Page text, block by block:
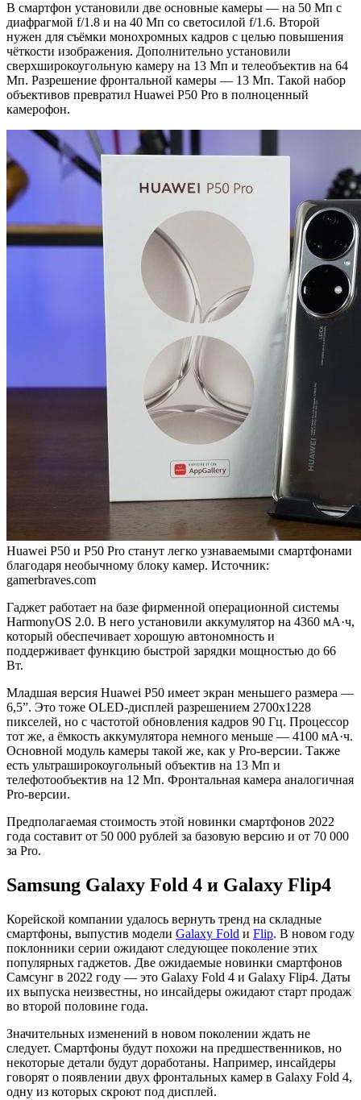
В смартфон установили две основные камеры — на 50 Мп с
диафрагмой f/1.8 и на 40 Мп со светосилой f/1.6. Второй
нужен для съёмки монохромных кадров с целью повышения
чёткости изображения. Дополнительно установили
сверхширокоугольную камеру на 13 Мп и телеобъектив на 64
Мп. Разрешение фронтальной камеры — 13 Мп. Такой набор
объективов превратил Huawei P50 Pro в полноценный
камерофон.
Huawei P50 и P50 Pro станут легко узнаваемыми смартфонами
благодаря необычному блоку камер. Источник:
gamerbraves.com
Гаджет работает на базе фирменной операционной системы
HarmonyOS 2.0. В него установили аккумулятор на 4360 мА·ч,
который обеспечивает хорошую автономность и
поддерживает функцию быстрой зарядки мощностью до 66
Вт.
Младшая версия Huawei P50 имеет экран меньшего размера —
6,5”. Это тоже OLED-дисплей разрешением 2700х1228
пикселей, но с частотой обновления кадров 90 Гц. Процессор
тот же, а ёмкость аккумулятора немного меньше — 4100 мА·ч.
Основной модуль камеры такой же, как у Pro-версии. Также
есть ультраширокоугольный объектив на 13 Мп и
телефотообъектив на 12 Мп. Фронтальная камера аналогичная
Pro-версии.
Предполагаемая стоимость этой новинки смартфонов 2022
года составит от 50 000 рублей за базовую версию и от 70 000
за Pro.
Samsung Galaxy Fold 4 и Galaxy Flip4
Корейской компании удалось вернуть тренд на складные
смартфоны, выпустив модели Galaxy Fold и Flip. В новом году
поклонники серии ожидают следующее поколение этих
популярных гаджетов. Две ожидаемые новинки смартфонов
Самсунг в 2022 году — это Galaxy Fold 4 и Galaxy Flip4. Даты
их выпуска неизвестны, но инсайдеры ожидают старт продаж
во второй половине года.
Значительных изменений в новом поколении ждать не
следует. Смартфоны будут похожи на предшественников, но
некоторые детали будут доработаны. Например, инсайдеры
говорят о появлении двух фронтальных камер в Galaxy Fold 4,
одну из которых скроют под дисплей.